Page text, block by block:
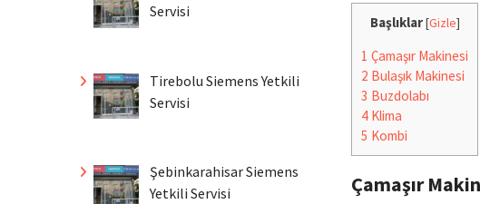
Başlıklar [Gizle]
1 Çamaşır Makinesi
2 Bulaşık Makinesi
3 Buzdolabı
4 Klima
5 Kombi
Çamaşır
Servisi
Tirebolu Siemens Yetkili
Servisi
Şebinkarahisar Siemens
Yetkili Servisi